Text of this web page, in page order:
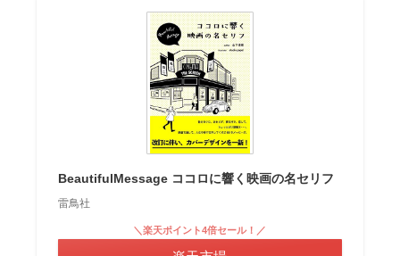
BeautifulMessage ココロに響く映画の名セリフ
雷鳥社
＼楽天ポイント4倍セール！／